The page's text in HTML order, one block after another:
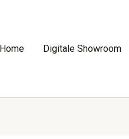
Home Digitale Showroom